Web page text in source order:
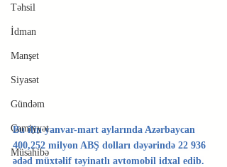
Təhsil
İdman
Manşet
Siyasət
Gündəm
Cəmiyyət
Müsahibə
Bu ilin yanvar-mart aylarında Azərbaycan
400,252 milyon ABŞ dolları dəyərində 22 936
ədəd müxtəlif təyinatlı avtomobil idxal edib.